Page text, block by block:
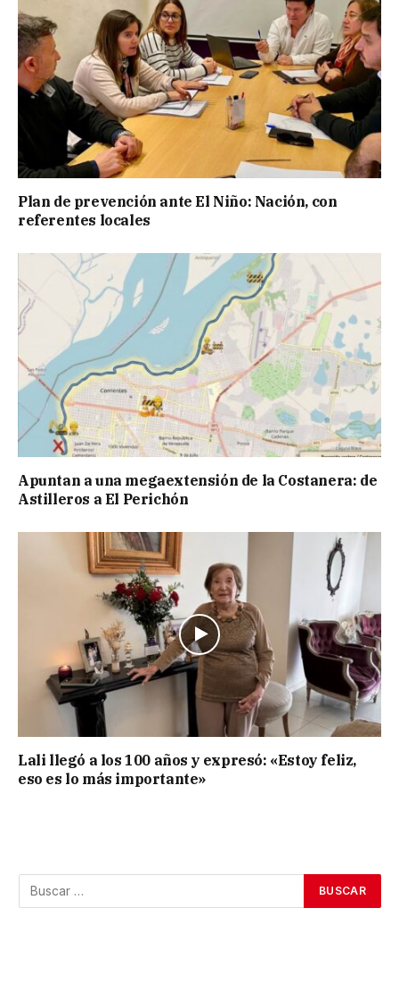
Plan de prevención ante El Niño: Nación, con
referentes locales
Apuntan a una megaextensión de la Costanera: de
Astilleros a El Perichón
Lali llegó a los 100 años y expresó: «Estoy feliz,
eso es lo más importante»